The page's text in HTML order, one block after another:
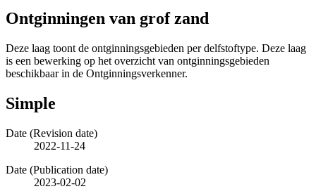
Ontginningen van grof zand
Deze laag toont de ontginningsgebieden per delfstoftype. Deze laag
is een bewerking op het overzicht van ontginningsgebieden
beschikbaar in de Ontginningsverkenner.
Simple
Date (Revision date)
2022-11-24
Date (Publication date)
2023-02-02